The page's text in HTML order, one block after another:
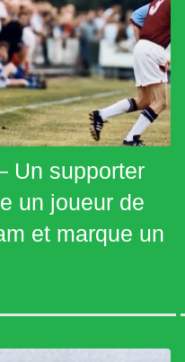
Un supporter
un joueur de
et marque un